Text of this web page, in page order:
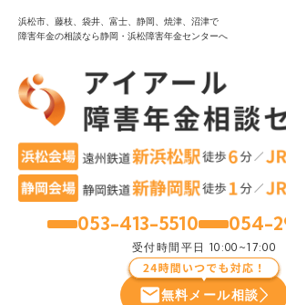
浜松市、藤枝、袋井、富士、静岡、焼津、沼津で
障害年金の相談なら静岡・浜松障害年金センターへ
053-413-5510 054-
受付時間 平日 10:00~17:00
無料メール相談